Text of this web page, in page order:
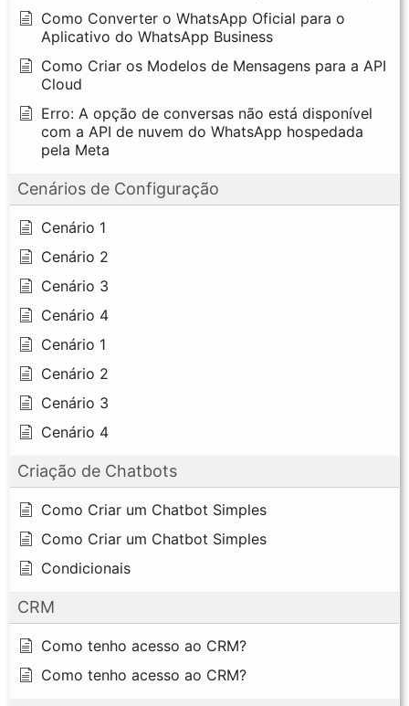
Como Converter o WhatsApp Oficial para o
Aplicativo do WhatsApp Business
Como Criar os Modelos de Mensagens para a API
Cloud
Erro: A opção de conversas não está disponível
com a API de nuvem do WhatsApp hospedada
pela Meta
Cenários de Configuração
Cenário 1
Cenário 2
Cenário 3
Cenário 4
Cenário 1
Cenário 2
Cenário 3
Cenário 4
Criação de Chatbots
Como Criar um Chatbot Simples
Como Criar um Chatbot Simples
Condicionais
CRM
Como tenho acesso ao CRM?
Como tenho acesso ao CRM?